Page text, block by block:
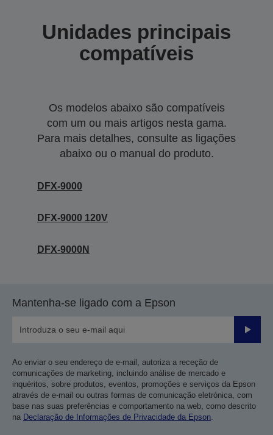
Unidades principais
compatíveis
Os modelos abaixo são compatíveis
com um ou mais artigos nesta gama.
Para mais detalhes, consulte as ligações
abaixo ou o manual do produto.
DFX-9000
DFX-9000 120V
DFX-9000N
Mantenha-se ligado com a Epson
Enviar
Ao enviar o seu endereço de e-mail, autoriza a receção de
comunicações de marketing, incluindo análise de mercado e
inquéritos, sobre produtos, eventos, promoções e serviços da Epson
através de e-mail ou outras formas de comunicação eletrónica, com
base nas suas preferências e comportamento na web, como descrito
na Declaração de Informações de Privacidade da Epson.